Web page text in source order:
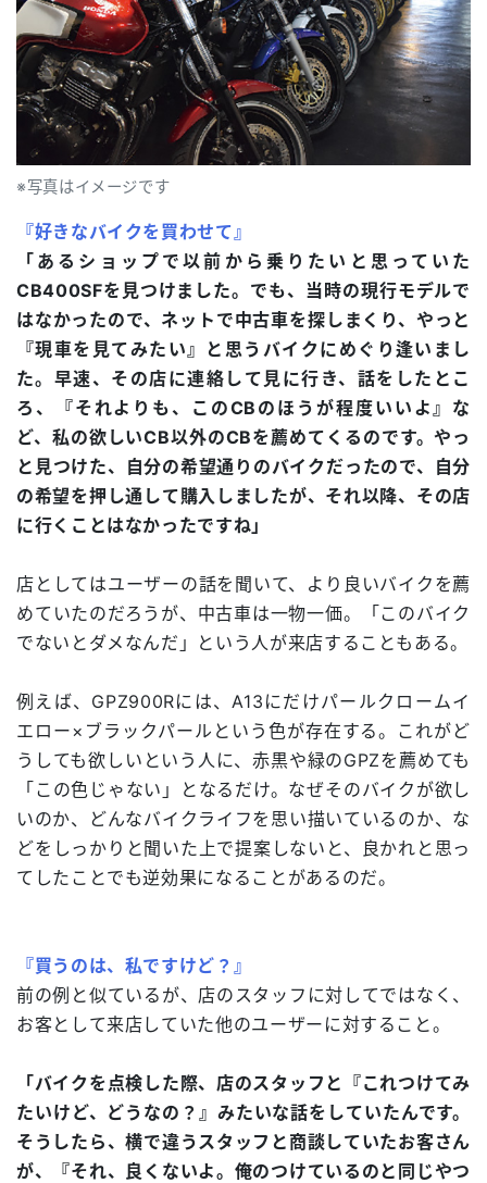
※写真はイメージです
『好きなバイクを買わせて』
「あるショップで以前から乗りたいと思っていた
CB400SFを見つけました。でも、当時の現行モデルで
はなかったので、ネットで中古車を探しまくり、やっと
『現車を見てみたい』と思うバイクにめぐり逢いまし
た。早速、その店に連絡して見に行き、話をしたとこ
ろ、『それよりも、このCBのほうが程度いいよ』な
ど、私の欲しいCB以外のCBを薦めてくるのです。やっ
と見つけた、自分の希望通りのバイクだったので、自分
の希望を押し通して購入しましたが、それ以降、その店
に行くことはなかったですね」
店としてはユーザーの話を聞いて、より良いバイクを薦
めていたのだろうが、中古車は一物一価。「このバイク
でないとダメなんだ」という人が来店することもある。
例えば、GPZ900Rには、A13にだけパールクロームイ
エロー×ブラックパールという色が存在する。これがど
うしても欲しいという人に、赤黒や緑のGPZを薦めても
「この色じゃない」となるだけ。なぜそのバイクが欲し
いのか、どんなバイクライフを思い描いているのか、な
どをしっかりと聞いた上で提案しないと、良かれと思っ
てしたことでも逆効果になることがあるのだ。
『買うのは、私ですけど？』
前の例と似ているが、店のスタッフに対してではなく、
お客として来店していた他のユーザーに対すること。
「バイクを点検した際、店のスタッフと『これつけてみ
たいけど、どうなの？』みたいな話をしていたんです。
そうしたら、横で違うスタッフと商談していたお客さん
が、『それ、良くないよ。俺のつけているのと同じやつ